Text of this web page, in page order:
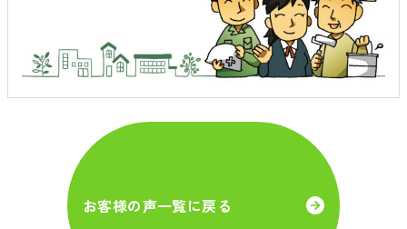
お客様の声一覧に戻る